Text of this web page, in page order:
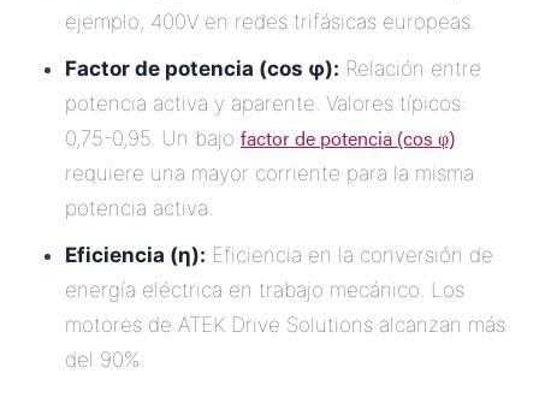
ejemplo, 400V en redes trifásicas europeas.
Factor de potencia (cos φ): Relación entre
potencia activa y aparente. Valores típicos:
0,75-0,95. Un bajo factor de potencia (cos φ)
requiere una mayor corriente para la misma
potencia activa.
Eficiencia (η): Eficiencia en la conversión de
energía eléctrica en trabajo mecánico. Los
motores de ATEK Drive Solutions alcanzan más
del 90%.